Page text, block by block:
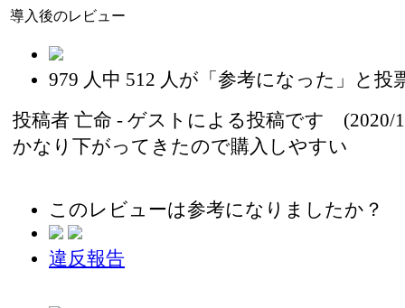
導入後のレビュー
979 人中 512 人が「参考になった」と投
投稿者 亡命 - ゲストによる投稿です (2020/
かなり下がってきたので購入しやすい
このレビューは参考になりましたか？
違反報告